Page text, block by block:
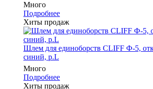
Много
Подробнее
Хиты продаж
Шлем для единоборств CLIFF Ф-5,
синий, p.L
Много
Подробнее
Хиты продаж